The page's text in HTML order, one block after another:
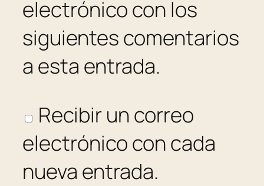
electrónico con los
siguientes comentarios
a esta entrada.
Recibir un correo
electrónico con cada
nueva entrada.